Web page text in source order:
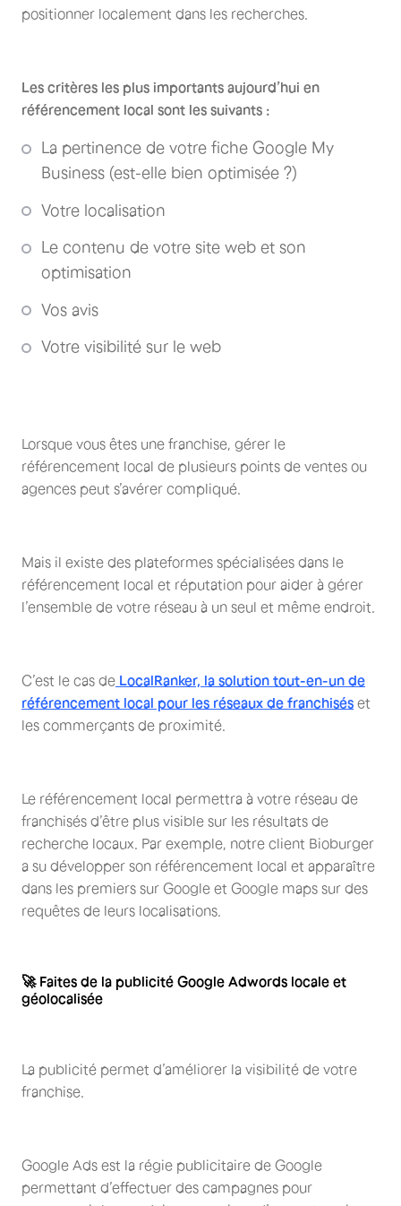
positionner localement dans les recherches.
Les critères les plus importants aujourd’hui en
référencement local sont les suivants :
La pertinence de votre fiche Google My
Business (est-elle bien optimisée ?)
Votre localisation
Le contenu de votre site web et son
optimisation
Vos avis
Votre visibilité sur le web
Lorsque vous êtes une franchise, gérer le
référencement local de plusieurs points de ventes ou
agences peut s’avérer compliqué.
Mais il existe des plateformes spécialisées dans le
référencement local et réputation pour aider à gérer
l’ensemble de votre réseau à un seul et même endroit.
C’est le cas de LocalRanker, la solution tout-en-un de
référencement local pour les réseaux de franchisés et
les commerçants de proximité.
Le référencement local permettra à votre réseau de
franchisés d’être plus visible sur les résultats de
recherche locaux. Par exemple, notre client Bioburger
a su développer son référencement local et apparaître
dans les premiers sur Google et Google maps sur des
requêtes de leurs localisations.
🚀 Faites de la publicité Google Adwords locale et
géolocalisée
La publicité permet d’améliorer la visibilité de votre
franchise.
Google Ads est la régie publicitaire de Google
permettant d’effectuer des campagnes pour